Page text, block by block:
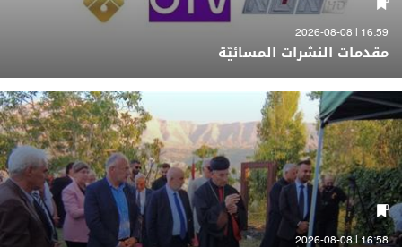
16:59 | 2026-08-08
مقدمات النشرات المسائيّة
16:58 | 2026-08-08